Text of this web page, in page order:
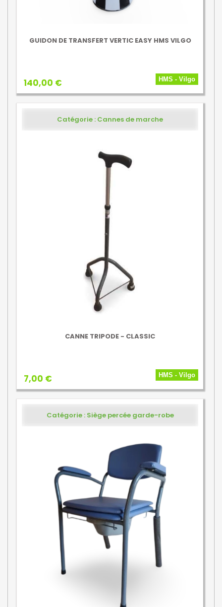
GUIDON DE TRANSFERT VERTIC EASY HMS VILGO
140,00 € HMS - Vilgo
Catégorie : Cannes de marche
CANNE TRIPODE - CLASSIC
7,00 € HMS - Vilgo
Catégorie : Siège percée garde-robe